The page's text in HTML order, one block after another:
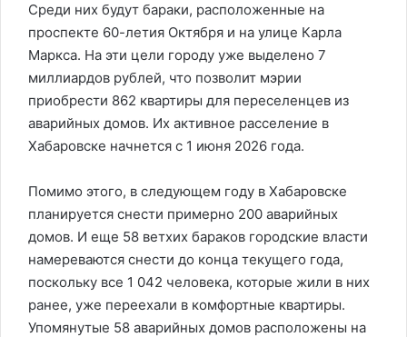
Среди них будут бараки, расположенные на
проспекте 60-летия Октября и на улице Карла
Маркса. На эти цели городу уже выделено 7
миллиардов рублей, что позволит мэрии
приобрести 862 квартиры для переселенцев из
аварийных домов. Их активное расселение в
Хабаровске начнется с 1 июня 2026 года.
Помимо этого, в следующем году в Хабаровске
планируется снести примерно 200 аварийных
домов. И еще 58 ветхих бараков городские власти
намереваются снести до конца текущего года,
поскольку все 1 042 человека, которые жили в них
ранее, уже переехали в комфортные квартиры.
Упомянутые 58 аварийных домов расположены на